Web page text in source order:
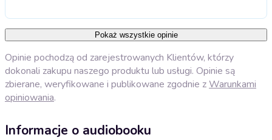
Pokaż wszystkie opinie
Opinie pochodzą od zarejestrowanych Klientów, którzy
dokonali zakupu naszego produktu lub usługi. Opinie są
zbierane, weryfikowane i publikowane zgodnie zWarunkami
opiniowania.
Informacje o audiobooku